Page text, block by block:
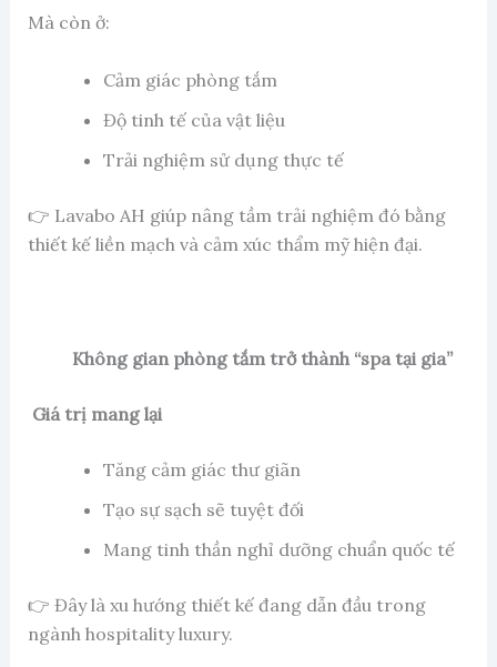
Mà còn ở:
Cảm giác phòng tắm
Độ tinh tế của vật liệu
Trải nghiệm sử dụng thực tế
👉 Lavabo AH giúp nâng tầm trải nghiệm đó bằng
thiết kế liền mạch và cảm xúc thẩm mỹ hiện đại.
Không gian phòng tắm trở thành “spa tại gia”
Giá trị mang lại
Tăng cảm giác thư giãn
Tạo sự sạch sẽ tuyệt đối
Mang tinh thần nghỉ dưỡng chuẩn quốc tế
👉 Đây là xu hướng thiết kế đang dẫn đầu trong
ngành hospitality luxury.